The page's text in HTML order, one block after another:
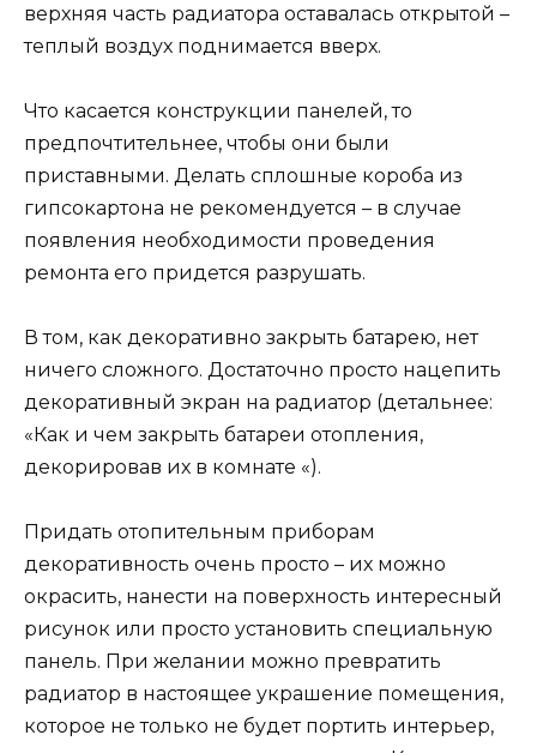
верхняя часть радиатора оставалась открытой –
теплый воздух поднимается вверх.
Что касается конструкции панелей, то
предпочтительнее, чтобы они были
приставными. Делать сплошные короба из
гипсокартона не рекомендуется – в случае
появления необходимости проведения
ремонта его придется разрушать.
В том, как декоративно закрыть батарею, нет
ничего сложного. Достаточно просто нацепить
декоративный экран на радиатор (детальнее:
«Как и чем закрыть батареи отопления,
декорировав их в комнате «).
Придать отопительным приборам
декоративность очень просто – их можно
окрасить, нанести на поверхность интересный
рисунок или просто установить специальную
панель. При желании можно превратить
радиатор в настоящее украшение помещения,
которое не только не будет портить интерьер,